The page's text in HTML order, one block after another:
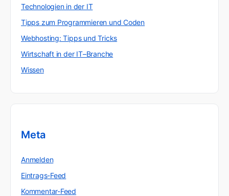
Technologien in der IT
Tipps zum Programmieren und Coden
Webhosting: Tipps und Tricks
Wirtschaft in der IT–Branche
Wissen
Meta
Anmelden
Eintrags-Feed
Kommentar-Feed